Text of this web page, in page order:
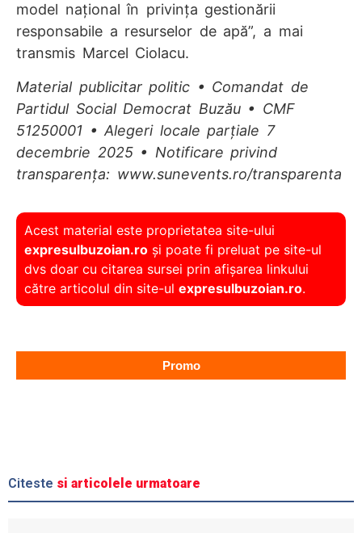
model național în privința gestionării
responsabile a resurselor de apă”, a mai
transmis Marcel Ciolacu.
Material publicitar politic • Comandat de
Partidul Social Democrat Buzău • CMF
51250001 • Alegeri locale parțiale 7
decembrie 2025 • Notificare privind
transparența: www.sunevents.ro/transparenta
Acest material este proprietatea site-ului
expresulbuzoian.ro și poate fi preluat pe site-ul
dvs doar cu citarea sursei prin afișarea linkului
către articolul din site-ul expresulbuzoian.ro.
Promo
Citeste si articolele urmatoare